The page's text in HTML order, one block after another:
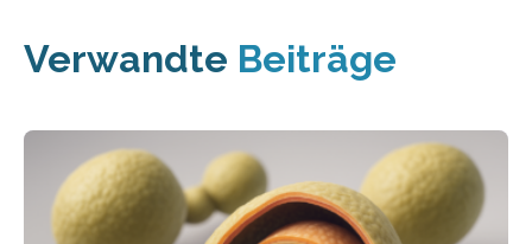
Verwandte Beiträge